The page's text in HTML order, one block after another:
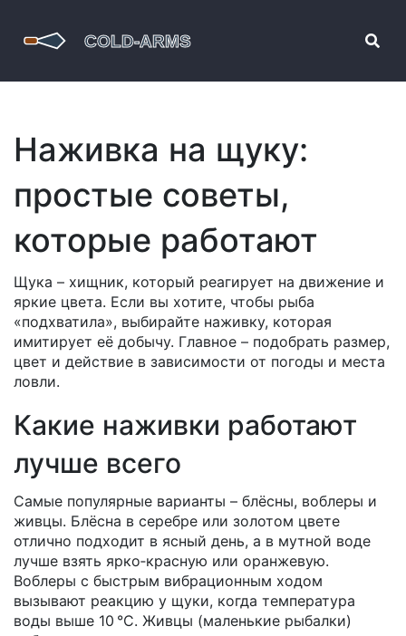
Наживка на щуку:
простые советы,
которые работают
Щука – хищник, который реагирует на движение и
яркие цвета. Если вы хотите, чтобы рыба
«подхватила», выбирайте наживку, которая
имитирует её добычу. Главное – подобрать размер,
цвет и действие в зависимости от погоды и места
ловли.
Какие наживки работают
лучше всего
Самые популярные варианты – блёсны, воблеры и
живцы. Блёсна в серебре или золотом цвете
отлично подходит в ясный день, а в мутной воде
лучше взять ярко‑красную или оранжевую.
Воблеры с быстрым вибрационным ходом
вызывают реакцию у щуки, когда температура
воды выше 10 °C. Живцы (маленькие рыбалки)